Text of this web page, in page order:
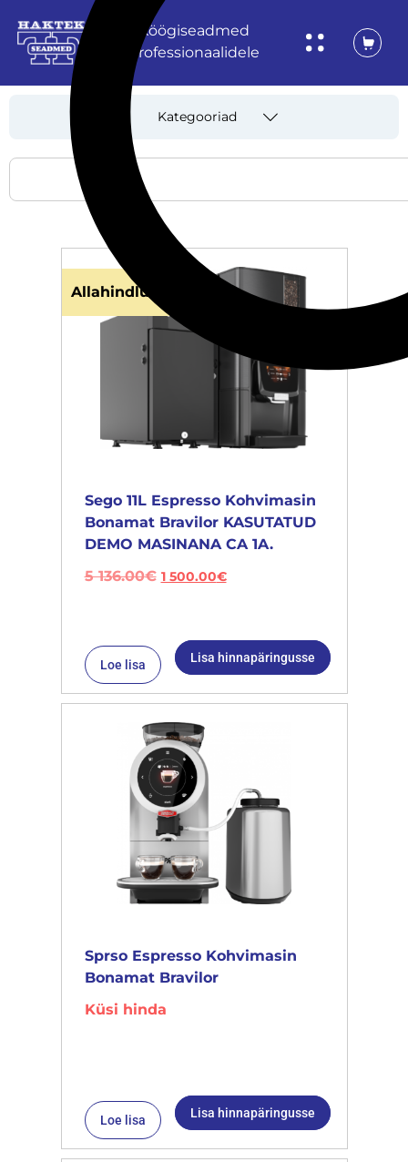
Köögiseadmed
professionaalidele
Kategooriad
Allahindlus!
Sego 11L Espresso Kohvimasin
Bonamat Bravilor KASUTATUD
DEMO MASINANA CA 1A.
5 136.00€ 1 500.00€
Loe lisa Lisa hinnapäringusse
Sprso Espresso Kohvimasin
Bonamat Bravilor
Küsi hinda
Loe lisa Lisa hinnapäringusse